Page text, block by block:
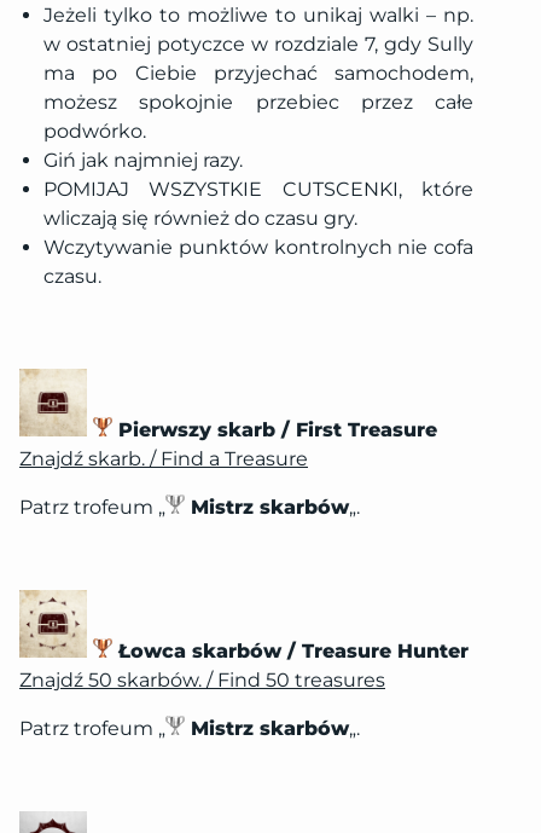
Jeżeli tylko to możliwe to unikaj walki – np.
w ostatniej potyczce w rozdziale 7, gdy Sully
ma po Ciebie przyjechać samochodem,
możesz spokojnie przebiec przez całe
podwórko.
Giń jak najmniej razy.
POMIJAJ WSZYSTKIE CUTSCENKI, które
wliczają się również do czasu gry.
Wczytywanie punktów kontrolnych nie cofa
czasu.
Pierwszy skarb / First Treasure
Znajdź skarb. / Find a Treasure
Patrz trofeum „ Mistrz skarbów„.
Łowca skarbów / Treasure Hunter
Znajdź 50 skarbów. / Find 50 treasures
Patrz trofeum „ Mistrz skarbów„.